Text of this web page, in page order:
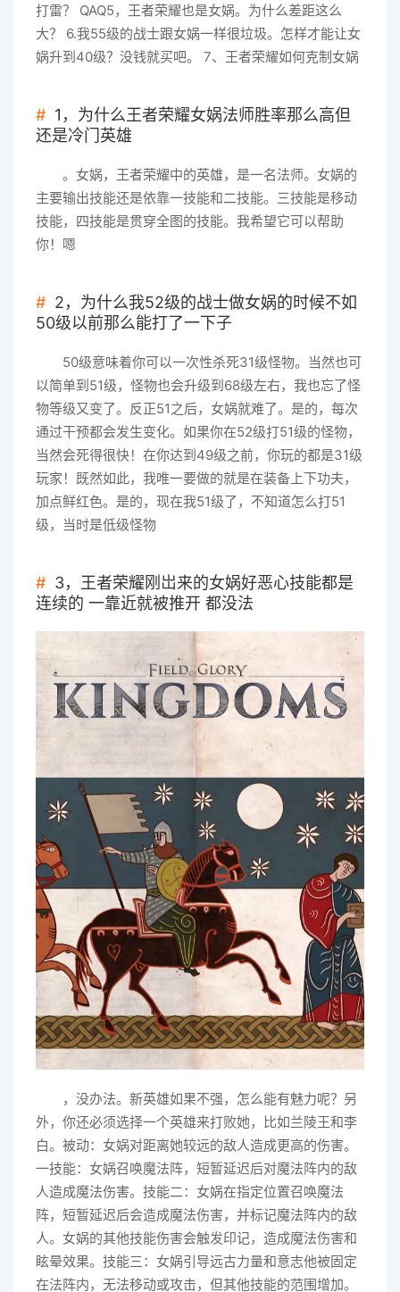
打雷？ QAQ5，王者荣耀也是女娲。为什么差距这么
大？ 6.我55级的战士跟女娲一样很垃圾。怎样才能让女
娲升到40级？没钱就买吧。 7、王者荣耀如何克制女娲
1，为什么王者荣耀女娲法师胜率那么高但
还是冷门英雄
。女娲，王者荣耀中的英雄，是一名法师。女娲的
主要输出技能还是依靠一技能和二技能。三技能是移动
技能，四技能是贯穿全图的技能。我希望它可以帮助
你！嗯
2，为什么我52级的战士做女娲的时候不如
50级以前那么能打了一下子
50级意味着你可以一次性杀死31级怪物。当然也可
以简单到51级，怪物也会升级到68级左右，我也忘了怪
物等级又变了。反正51之后，女娲就难了。是的，每次
通过干预都会发生变化。如果你在52级打51级的怪物，
当然会死得很快！在你达到49级之前，你玩的都是31级
玩家！既然如此，我唯一要做的就是在装备上下功夫，
加点鲜红色。是的，现在我51级了，不知道怎么打51
级，当时是低级怪物
3，王者荣耀刚岀来的女娲好恶心技能都是
连续的 一靠近就被推开 都没法
，没办法。新英雄如果不强，怎么能有魅力呢？另
外，你还必须选择一个英雄来打败她，比如兰陵王和李
白。被动：女娲对距离她较远的敌人造成更高的伤害。
一技能：女娲召唤魔法阵，短暂延迟后对魔法阵内的敌
人造成魔法伤害。技能二：女娲在指定位置召唤魔法
阵，短暂延迟后会造成魔法伤害，并标记魔法阵内的敌
人。女娲的其他技能伤害会触发印记，造成魔法伤害和
眩晕效果。技能三：女娲引导远古力量和意志他被固定
在法阵内，无法移动或攻击，但其他技能的范围增加。